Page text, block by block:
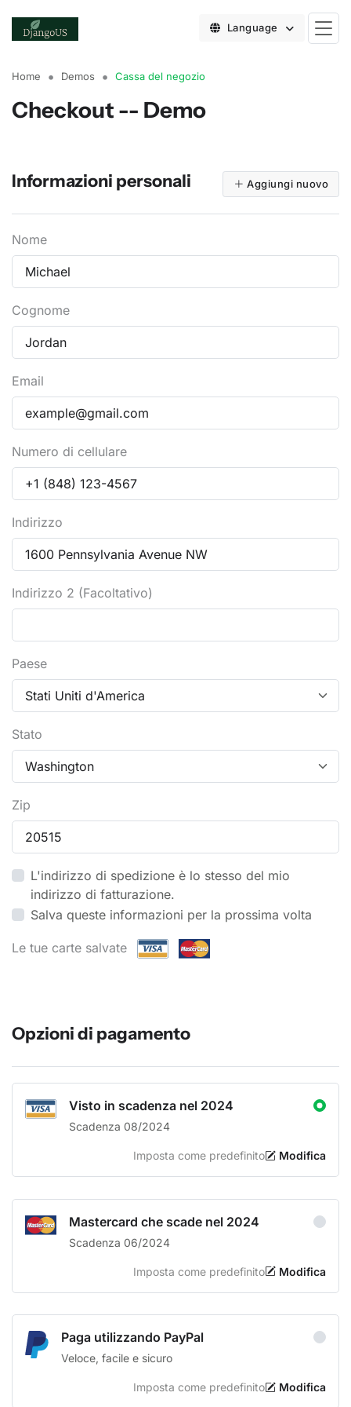
Language
Home Demos Cassa del negozio
Checkout -- Demo
Informazioni personali Aggiungi nuovo
Nome
Cognome
Email
Numero di cellulare
Indirizzo
Indirizzo 2 (Facoltativo)
Paese
Stato
Zip
L'indirizzo di spedizione è lo stesso del mio
indirizzo di fatturazione.
Salva queste informazioni per la prossima volta
Le tue carte salvate
Opzioni di pagamento
Visto in scadenza nel 2024
Scadenza 08/2024
Imposta come predefinito Modifica
Mastercard che scade nel 2024
Scadenza 06/2024
Imposta come predefinito Modifica
Paga utilizzando PayPal
Veloce, facile e sicuro
Imposta come predefinito Modifica